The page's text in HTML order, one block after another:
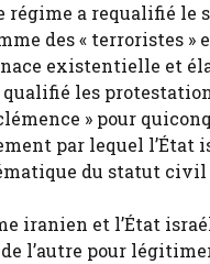
régime a requalifié
des « terroristes
existentielle et
les
» pour
par lequel l’État
du statut
iranien et l’État
l’autre pour